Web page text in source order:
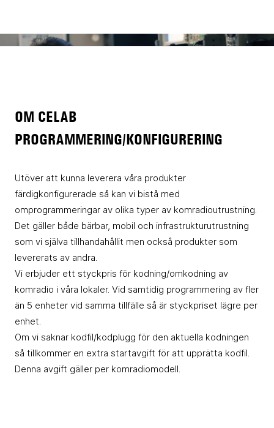
OM CELAB
PROGRAMMERING/KONFIGURERING
Utöver att kunna leverera våra produkter
färdigkonfigurerade så kan vi bistå med
omprogrammeringar av olika typer av komradioutrustning.
Det gäller både bärbar, mobil och infrastrukturutrustning
som vi själva tillhandahållit men också produkter som
levererats av andra.
Vi erbjuder ett styckpris för kodning/omkodning av
komradio i våra lokaler. Vid samtidig programmering av fler
än 5 enheter vid samma tillfälle så är styckpriset lägre per
enhet.
Om vi saknar kodfil/kodplugg för den aktuella kodningen
så tillkommer en extra startavgift för att upprätta kodfil.
Denna avgift gäller per komradiomodell.